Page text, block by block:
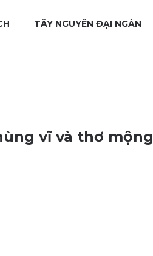
TÂY NGUYÊN ĐẠI NGÀN
vĩ và thơ mộng